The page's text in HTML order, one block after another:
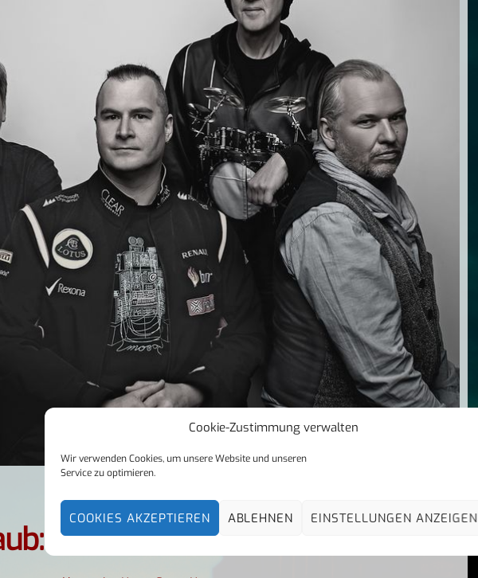
Cookie-Zustimmung verwalten
Wir verwenden Cookies, um unsere Website und unseren
Service zu optimieren.
COOKIES AKZEPTIEREN ABLEHNEN EINSTELLUNGEN ANZEIGEN
22
JUNI
Eine Brücke in die Zukunft